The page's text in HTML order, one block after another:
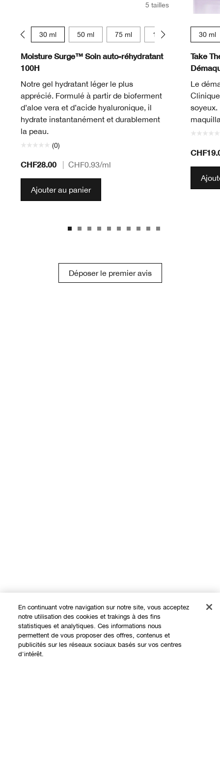
5 tailles
30 ml 50 ml 75 ml 125 ml
Moisture Surge™ Soin auto-réhydratant
100H
Notre gel hydratant léger le plus
apprécié. Formulé à partir de bioferment
d’aloe vera et d’acide hyaluronique, il
hydrate instantanément et durablement
la peau.
(0)
CHF28.00 CHF0.93/ml
Ajouter au panier
30 ml
Take
Le
Déposer le premier avis
Expérience en ligne
En continuant votre navigation sur notre site, vous acceptez
notre utilisation des cookies et trakings à des fins
statistiques et analytiques. Ces informations nous
permettent de vous proposer des offres, contenus et
publicités sur les réseaux sociaux basés sur vos centres
d'intérêt.